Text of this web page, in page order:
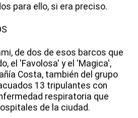
para ello, si era preciso.
de dos de esos barcos que
el 'Favolosa' y el 'Magica',
Costa, también del grupo
13 tripulantes con
respiratoria que
de la ciudad.